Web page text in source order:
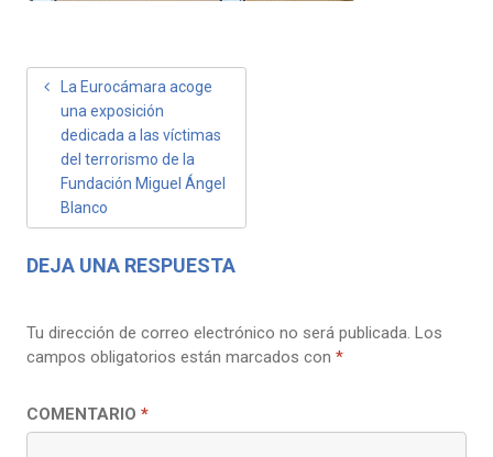
NAVEGACIÓN
ENTRADAS
La Eurocámara acoge
una exposición
dedicada a las víctimas
del terrorismo de la
Fundación Miguel Ángel
Blanco
DEJA UNA RESPUESTA
Tu dirección de correo electrónico no será publicada. Los
campos obligatorios están marcados con *
COMENTARIO *